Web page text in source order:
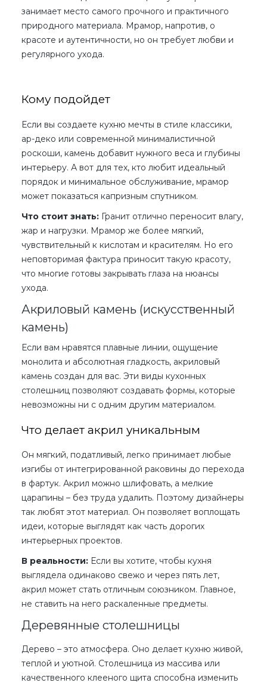
занимает место самого прочного и практичного
природного материала. Мрамор, напротив, о
красоте и аутентичности, но он требует любви и
регулярного ухода.
Кому подойдет
Если вы создаете кухню мечты в стиле классики,
ар-деко или современной минималистичной
роскоши, камень добавит нужного веса и глубины
интерьеру. А вот для тех, кто любит идеальный
порядок и минимальное обслуживание, мрамор
может показаться капризным спутником.
Что стоит знать: Гранит отлично переносит влагу,
жар и нагрузки. Мрамор же более мягкий,
чувствительный к кислотам и красителям. Но его
неповторимая фактура приносит такую красоту,
что многие готовы закрывать глаза на нюансы
ухода.
Акриловый камень (искусственный
камень)
Если вам нравятся плавные линии, ощущение
монолита и абсолютная гладкость, акриловый
камень создан для вас. Эти виды кухонных
столешниц позволяют создавать формы, которые
невозможны ни с одним другим материалом.
Что делает акрил уникальным
Он мягкий, податливый, легко принимает любые
изгибы от интегрированной раковины до перехода
в фартук. Акрил можно шлифовать, а мелкие
царапины – без труда удалить. Поэтому дизайнеры
так любят этот материал. Он позволяет воплощать
идеи, которые выглядят как часть дорогих
интерьерных проектов.
В реальности: Если вы хотите, чтобы кухня
выглядела одинаково свежо и через пять лет,
акрил может стать отличным союзником. Главное,
не ставить на него раскаленные предметы.
Деревянные столешницы
Дерево – это атмосфера. Оно делает кухню живой,
теплой и уютной. Столешница из массива или
качественного клееного щита способна изменить